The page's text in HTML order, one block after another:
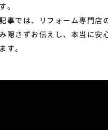
。
事では、リフォーム専門店
隠さずお伝えし、本当に安
す。